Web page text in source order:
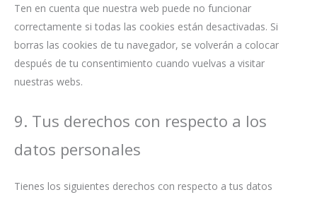
Ten en cuenta que nuestra web puede no funcionar
correctamente si todas las cookies están desactivadas. Si
borras las cookies de tu navegador, se volverán a colocar
después de tu consentimiento cuando vuelvas a visitar
nuestras webs.
9. Tus derechos con respecto a los
datos personales
Tienes los siguientes derechos con respecto a tus datos